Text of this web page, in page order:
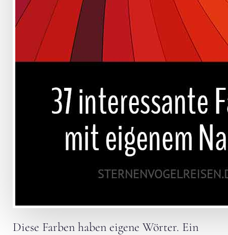
Diese Farben haben eigene Wörter. Ein